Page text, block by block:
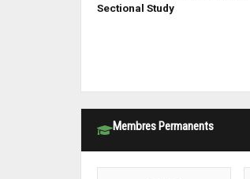
Sectional Study
Membres Permanents